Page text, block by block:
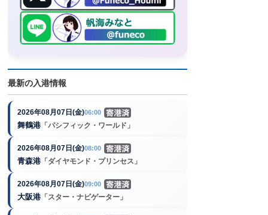
最新の入港情報
2026年08月07日(金)06:00
舞鶴港 「パシフィック・ワールド」
2026年08月07日(金)08:00
青森港 「ダイヤモンド・プリンセス」
2026年08月07日(金)09:00
大阪港 「スター・ナビゲーター」